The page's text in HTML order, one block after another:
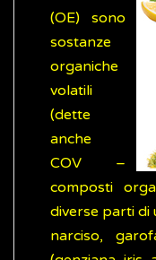
(OE) sono
sostanze
organiche
volatili
(dette
anche
COV –
composti
diverse parti di
narciso,